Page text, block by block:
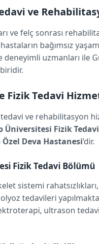
Tedavi Hizmetleri
Fizik Tedavi Bölümü
Tedavi Kliniği
Merkezleri
Tedavi Hizmetleri
Diyor?
ve
ve felç sonrası
bağımsız yaşam
deneyimli uzmanları ile
Fizik Tedavi
ve rehabilitasyon
Üniversitesi Fizik
Özel Deva Hastanesi’dir.
Fizik Tedavi Bölümü
sistemi
tedavileri
ultrason